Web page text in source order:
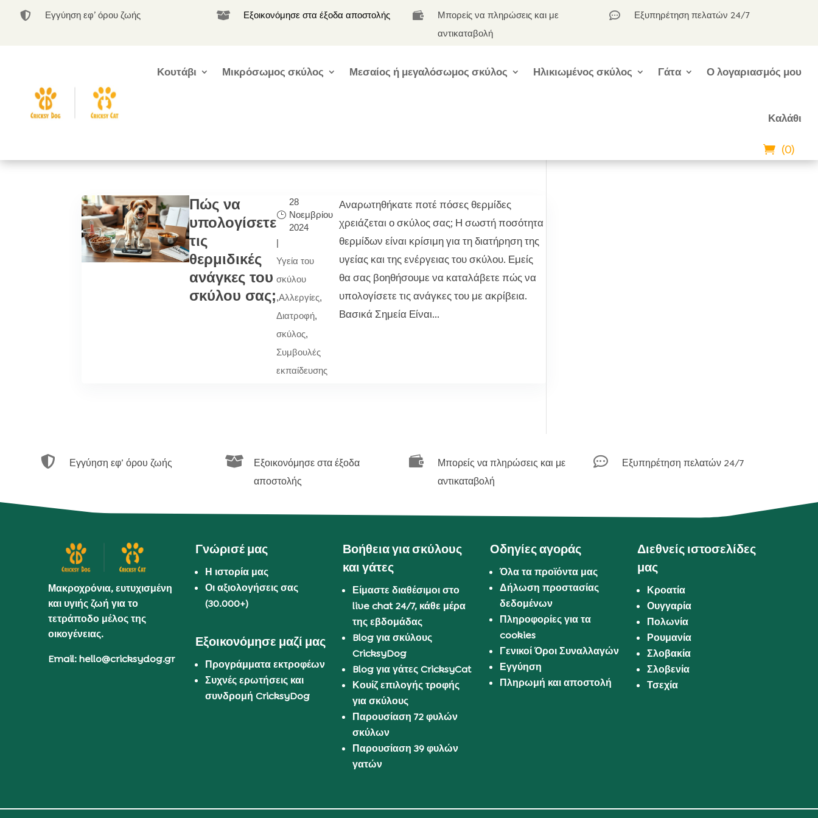
 Εγγύηση εφ’ όρου ζωής  Εξοικονόμησε στα έξοδα αποστολής 
Μπορείς να πληρώσεις και με
αντικαταβολή
 Εξυπηρέτηση πελατών 24/7
Κουτάβι Μικρόσωμος σκύλος Μεσαίος ή μεγαλόσωμος σκύλος Ηλικιωμένος σκύλος Γάτα Ο λογαριασμός μου
Καλάθι
(0)
Πώς να
υπολογίσετε
τις
θερμιδικές
ανάγκες του
σκύλου σας;
28
Νοεμβρίου
2024
|
Υγεία του
σκύλου
,Αλλεργίες,
Διατροφή,
σκύλος,
Συμβουλές
εκπαίδευσης
Αναρωτηθήκατε ποτέ πόσες θερμίδες
χρειάζεται ο σκύλος σας; Η σωστή ποσότητα
θερμίδων είναι κρίσιμη για τη διατήρηση της
υγείας και της ενέργειας του σκύλου. Εμείς
θα σας βοηθήσουμε να καταλάβετε πώς να
υπολογίσετε τις ανάγκες του με ακρίβεια.
Βασικά Σημεία Είναι...
 Εγγύηση εφ’ όρου ζωής 
Εξοικονόμησε στα έξοδα
αποστολής

Μπορείς να πληρώσεις και με
αντικαταβολή
 Εξυπηρέτηση πελατών 24/7
Μακροχρόνια, ευτυχισμένη
και υγιής ζωή για το
τετράποδο μέλος της
οικογένειας.
Email: hello@cricksydog.gr
Γνώρισέ μας
Η ιστορία μας
Οι αξιολογήσεις σας
(30.000+)
Εξοικονόμησε μαζί μας
Προγράμματα εκτροφέων
Συχνές ερωτήσεις και
συνδρομή CricksyDog
Βοήθεια για σκύλους
και γάτες
Είμαστε διαθέσιμοι στο
live chat 24/7, κάθε μέρα
της εβδομάδας
Blog για σκύλους
CricksyDog
Blog για γάτες CricksyCat
Κουίζ επιλογής τροφής
για σκύλους
Παρουσίαση 72 φυλών
σκύλων
Παρουσίαση 39 φυλών
γατών
Οδηγίες αγοράς
Όλα τα προϊόντα μας
Δήλωση προστασίας
δεδομένων
Πληροφορίες για τα
cookies
Γενικοί Όροι Συναλλαγών
Εγγύηση
Πληρωμή και αποστολή
Διεθνείς ιστοσελίδες
μας
Κροατία
Ουγγαρία
Πολωνία
Ρουμανία
Σλοβακία
Σλοβενία
Τσεχία